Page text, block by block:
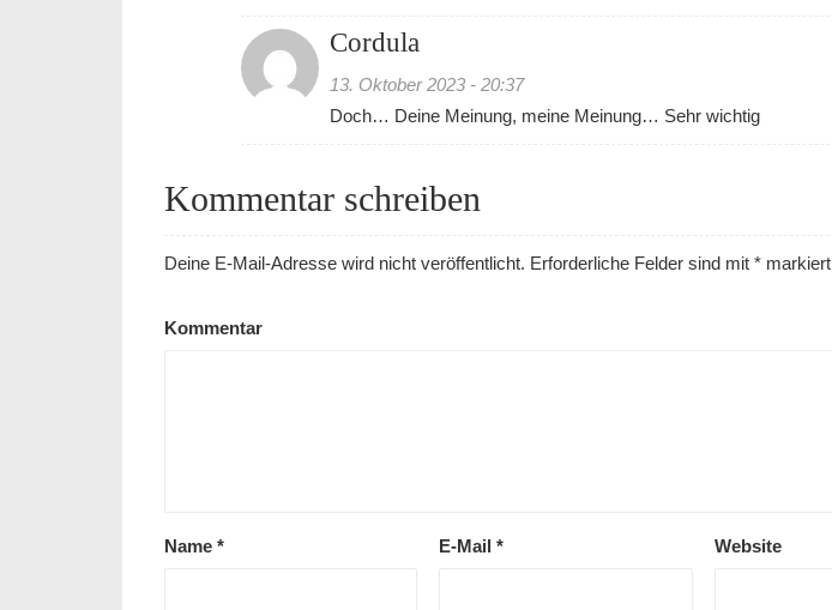
Cordula
13. Oktober 2023 - 20:37
Doch… Deine Meinung, meine Meinung… Sehr wichtig
Kommentar schreiben
Deine E-Mail-Adresse wird nicht veröffentlicht. Erforderliche Felder sind mit * markiert
Kommentar
Name * E-Mail* Website